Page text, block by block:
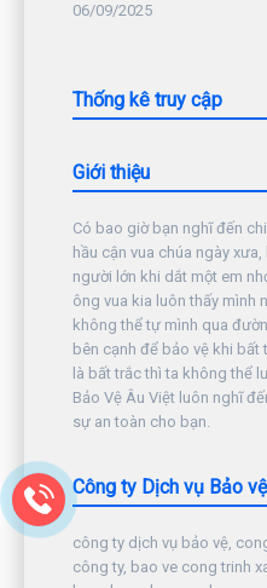
06/09/2025
Thống kê truy cập
Giới thiệu
Có bao giờ bạn nghĩ đến
hầu cận vua chúa ngày
người lớn khi dắt một em
ông vua kia luôn thấy mình
không thể tự mình qua
bên cạnh để bảo vệ khi bất
là bất trắc thì ta không thể
Bảo Vệ Âu Việt luôn nghĩ
sự an toàn cho bạn.
Công ty Dịch vụ Bảo
công ty dịch vụ bảo vệ,
công ty, bao ve cong trinh